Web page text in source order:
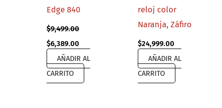
Edge 840
$9,499.00
Original
price
was:
$9,499.00.
$6,389.00
price
is:
$6,389.00.
AÑADIR AL
CARRITO
reloj color
Naranja, Záfiro
$24,999.00
AÑADIR AL
CARRITO